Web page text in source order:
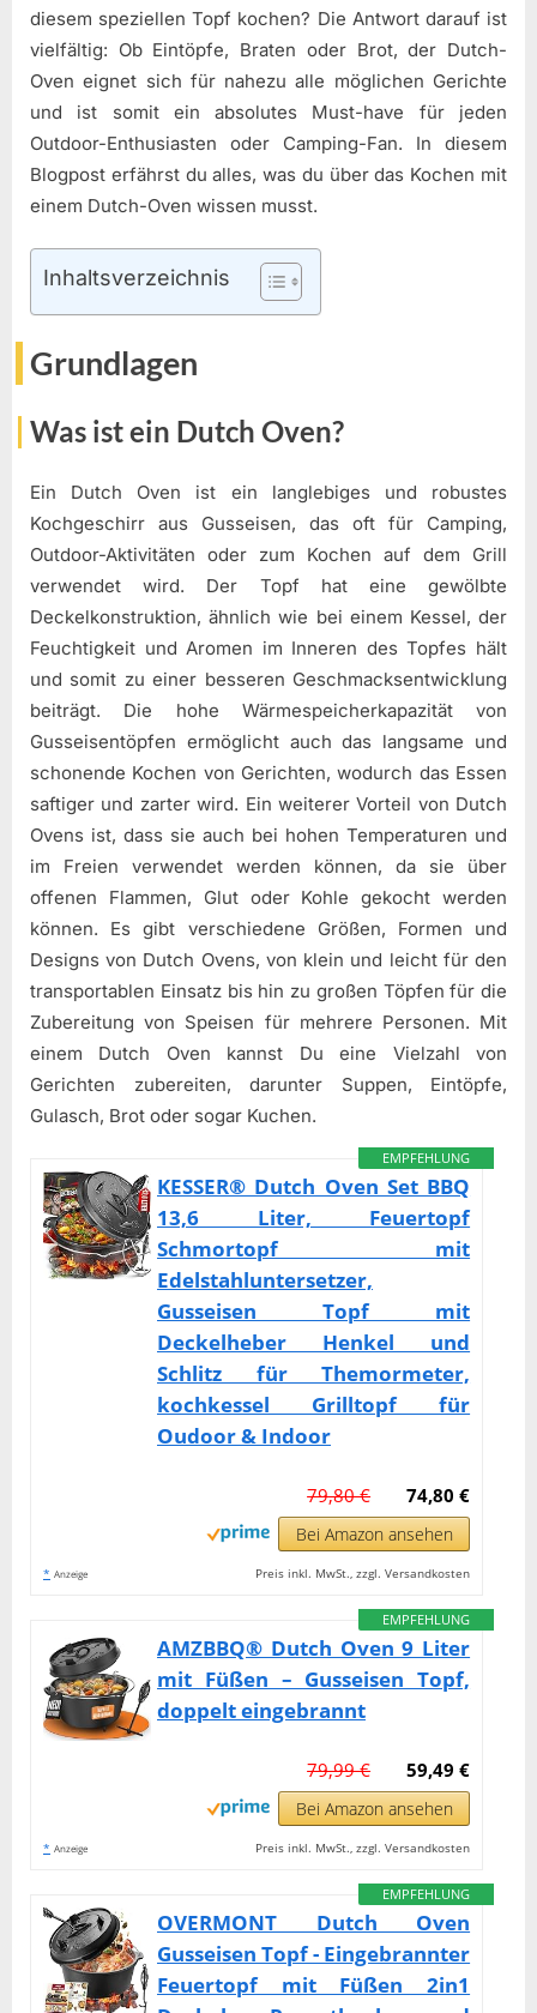
diesem speziellen Topf kochen? Die Antwort darauf ist
vielfältig: Ob Eintöpfe, Braten oder Brot, der Dutch-
Oven eignet sich für nahezu alle möglichen Gerichte
und ist somit ein absolutes Must-have für jeden
Outdoor-Enthusiasten oder Camping-Fan. In diesem
Blogpost erfährst du alles, was du über das Kochen mit
einem Dutch-Oven wissen musst.
Inhaltsverzeichnis
Grundlagen
Was ist ein Dutch Oven?
Ein Dutch Oven ist ein langlebiges und robustes
Kochgeschirr aus Gusseisen, das oft für Camping,
Outdoor-Aktivitäten oder zum Kochen auf dem Grill
verwendet wird. Der Topf hat eine gewölbte
Deckelkonstruktion, ähnlich wie bei einem Kessel, der
Feuchtigkeit und Aromen im Inneren des Topfes hält
und somit zu einer besseren Geschmacksentwicklung
beiträgt. Die hohe Wärmespeicherkapazität von
Gusseisentöpfen ermöglicht auch das langsame und
schonende Kochen von Gerichten, wodurch das Essen
saftiger und zarter wird. Ein weiterer Vorteil von Dutch
Ovens ist, dass sie auch bei hohen Temperaturen und
im Freien verwendet werden können, da sie über
offenen Flammen, Glut oder Kohle gekocht werden
können. Es gibt verschiedene Größen, Formen und
Designs von Dutch Ovens, von klein und leicht für den
transportablen Einsatz bis hin zu großen Töpfen für die
Zubereitung von Speisen für mehrere Personen. Mit
einem Dutch Oven kannst Du eine Vielzahl von
Gerichten zubereiten, darunter Suppen, Eintöpfe,
Gulasch, Brot oder sogar Kuchen.
EMPFEHLUNG
KESSER® Dutch Oven Set BBQ
13,6 Liter, Feuertopf
Schmortopf mit
Edelstahluntersetzer,
Gusseisen Topf mit
Deckelheber Henkel und
Schlitz für Themormeter,
kochkessel Grilltopf für
Oudoor & Indoor
74,80 €
79,80 €
Bei Amazon ansehen
* Anzeige Preis inkl. MwSt., zzgl. Versandkosten
EMPFEHLUNG
AMZBBQ® Dutch Oven 9 Liter
mit Füßen – Gusseisen Topf,
doppelt eingebrannt
59,49 €
79,99 €
Bei Amazon ansehen
* Anzeige Preis inkl. MwSt., zzgl. Versandkosten
EMPFEHLUNG
OVERMONT Dutch Oven
Gusseisen Topf - Eingebrannter
Feuertopf mit Füßen 2in1